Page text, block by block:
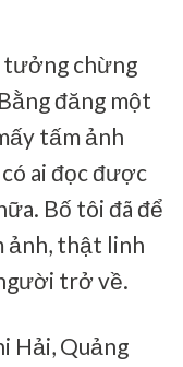
tưởng chừng
đăng một
tấm ảnh
ai đọc được
Bố tôi đã để
ảnh, thật linh
trở về.
Hải, Quảng